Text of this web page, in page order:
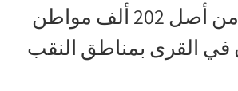
المعترف بها، من أصل 202 ألف مواطن
القرى بمناطق النقب